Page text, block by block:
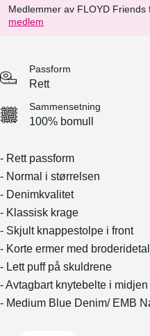
Medlemmer av FLOYD
medlem
Passform
Rett
Sammensetning
100% bomull
- Rett passform
- Normal i størrelsen
- Denimkvalitet
- Klassisk krage
- Skjult knappestolpe i front
- Korte ermer med
- Lett puff på skuldrene
- Avtagbart knytebelte i midjen
- Medium Blue Denim/ EMB